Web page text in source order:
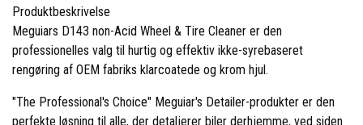
Produktbeskrivelse
Meguiars D143 non-Acid Wheel & Tire Cleaner er den
professionelles valg til hurtig og effektiv ikke-syrebaseret
rengøring af OEM fabriks klarcoatede og krom hjul.
"The Professional's Choice" Meguiar's Detailer-produkter er den
perfekte løsning til alle, der detaljerer biler derhjemme, ved siden